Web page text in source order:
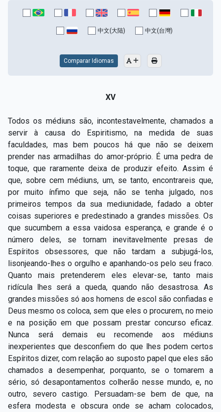
中文(大陆) 中文(台灣)
Comparar Idiomas
XV
Todos os médiuns são, incontestavelmente, chamados a
servir à causa do Espiritismo, na medida de suas
faculdades, mas bem poucos há que não se deixem
prender nas armadilhas do amor-próprio. É uma pedra de
toque, que raramente deixa de produzir efeito. Assim é
que, sobre cem médiuns, um, se tanto, encontrareis que,
por muito ínfimo que seja, não se tenha julgado, nos
primeiros tempos da sua mediunidade, fadado a obter
coisas superiores e predestinado a grandes missões. Os
que sucumbem a essa vaidosa esperança, e grande é o
número deles, se tornam inevitavelmente presas de
Espíritos obsessores, que não tardam a subjugá-los,
lisonjeando-lhes o orgulho e apanhando-os pelo seu fraco.
Quanto mais pretenderem eles elevar-se, tanto mais
ridícula lhes será a queda, quando não desastrosa. As
grandes missões só aos homens de escol são confiadas e
Deus mesmo os coloca, sem que eles o procurem, no meio
e na posição em que possam prestar concurso eficaz.
Nunca será demais eu recomende aos médiuns
inexperientes que desconfiem do que lhes podem certos
Espíritos dizer, com relação ao suposto papel que eles são
chamados a desempenhar, porquanto, se o tomarem a
sério, só desapontamentos colherão nesse mundo, e, no
outro, severo castigo. Persuadam-se bem de que, na
esfera modesta e obscura onde se acham colocados,